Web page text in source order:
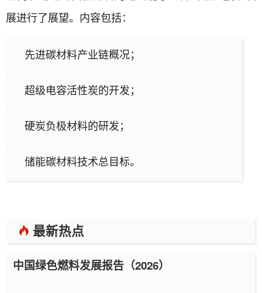
展进行了展望。内容包括：
先进碳材料产业链概况；
超级电容活性炭的开发；
硬炭负极材料的研发；
储能碳材料技术总目标。
最新热点
中国绿色燃料发展报告（2026）